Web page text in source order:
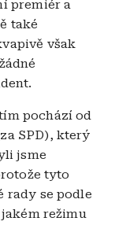
premiér a
také
však
pochází od
SPD), který
jsme
tyto
rady se podle
režimu